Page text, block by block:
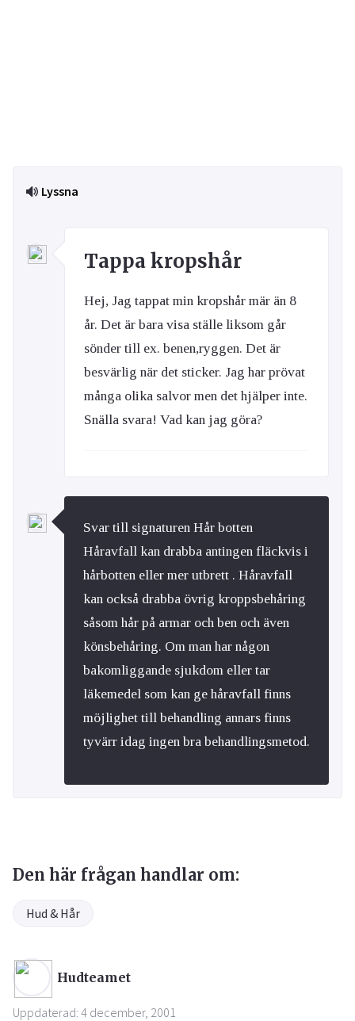
Lyssna
Tappa kropshår
Hej, Jag tappat min kropshår mär än 8
år. Det är bara visa ställe liksom går
sönder till ex. benen,ryggen. Det är
besvärlig när det sticker. Jag har prövat
många olika salvor men det hjälper inte.
Snälla svara! Vad kan jag göra?
Svar till signaturen Hår botten
Håravfall kan drabba antingen fläckvis i
hårbotten eller mer utbrett . Håravfall
kan också drabba övrig kroppsbehåring
såsom hår på armar och ben och även
könsbehåring. Om man har någon
bakomliggande sjukdom eller tar
läkemedel som kan ge håravfall finns
möjlighet till behandling annars finns
tyvärr idag ingen bra behandlingsmetod.
Den här frågan handlar om:
Hud & Hår
Hudteamet
Uppdaterad: 4 december, 2001